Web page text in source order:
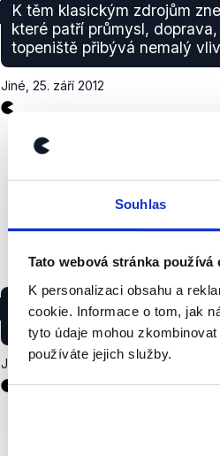
Souhlas
Tato webová stránka používá
K personalizaci obsahu a
cookie. Informace o tom, jak
tyto údaje mohou
používáte jejich služby.
K těm klasickým zdrojům
které patří průmysl,
topeniště přibývá nemalý
Jiné 25. září 2012
Je to zakázka Ministerstva
republiky. ("Ostravské
Jiné ,25. září 2012